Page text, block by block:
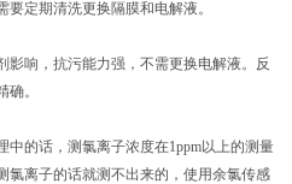
定期清洗更换隔膜和电解液。
响，抗污能力强，不需更换电解液。反
。
的话，测氯离子浓度在1ppm以上的测量
氯离子的话就测不出来的，使用余氯传感